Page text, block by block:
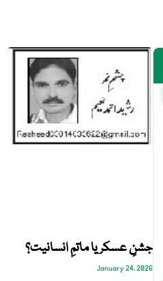
جشنِ عسکر یا ماتمِ انسانیت؟
January 24, 2026